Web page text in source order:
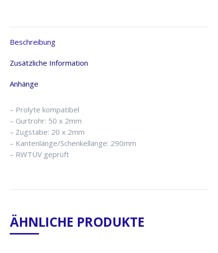
F33PL
Beschreibung
Zusätzliche Information
Anhänge
– Prolyte kompatibel
– Gurtrohr: 50 x 2mm
– Zugstäbe: 20 x 2mm
– Kantenlänge/Schenkellänge: 290mm
– RWTÜV geprüft
ÄHNLICHE PRODUKTE